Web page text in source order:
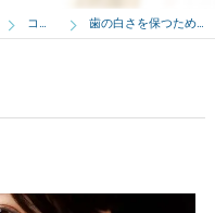
コラム 歯の白さを保つためのコツ